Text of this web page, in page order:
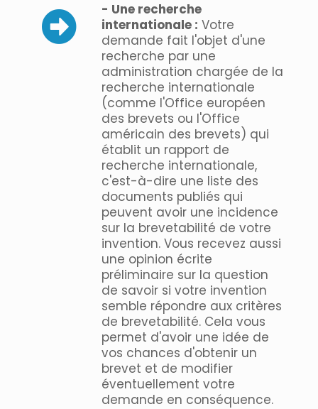
- Une recherche
internationale : Votre
demande fait l'objet d'une
recherche par une
administration chargée de la
recherche internationale
(comme l'Office européen
des brevets ou l'Office
américain des brevets) qui
établit un rapport de
recherche internationale,
c'est-à-dire une liste des
documents publiés qui
peuvent avoir une incidence
sur la brevetabilité de votre
invention. Vous recevez aussi
une opinion écrite
préliminaire sur la question
de savoir si votre invention
semble répondre aux critères
de brevetabilité. Cela vous
permet d'avoir une idée de
vos chances d'obtenir un
brevet et de modifier
éventuellement votre
demande en conséquence.